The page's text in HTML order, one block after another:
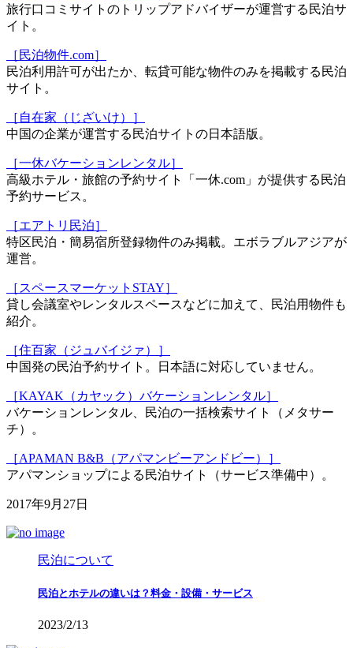
旅行口コミサイトのトリップアドバイザーが運営する民泊サ
イト。
［民泊物件.com］
民泊利用許可が出たか、転貸可能な物件のみを掲載する民泊
サイト。
［自在家（じざいけ）］
中国の企業が運営する民泊サイトの日本語版。
［一休バケーションレンタル］
高級ホテル・旅館の予約サイト「一休.com」が提供する民泊
予約サービス。
［エアトリ民泊］
特区民泊・簡易宿所登録物件のみ掲載。エボラブルアジアが
運営。
［スペースマーケットSTAY］
貸し会議室やレンタルスペースなどに加えて、民泊用物件も
紹介。
［住百家（ジュバイジァ）］
中国発の民泊予約サイト。日本語に対応していません。
［KAYAK（カヤック）バケーションレンタル］
バケーションレンタル、民泊の一括検索サイト（メタサー
チ）。
［APAMAN B&B（アパマンビーアンドビー）］
アパマンショップによる民泊サイト（サービス準備中）。
2017年9月27日
民泊について
民泊とホテルの違いは？料金・設備・サービス
2023/2/13